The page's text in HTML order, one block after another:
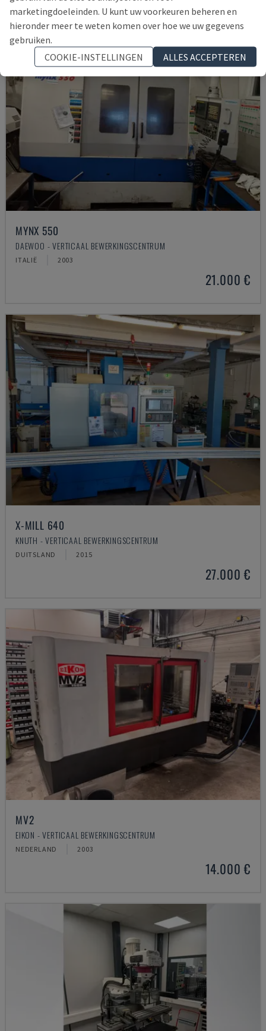
MYNX 550
DAEWOO - VERTICAAL BEWERKINGSCENTRUM
ITALIË 2003
21.000 €
X-MILL 640
KNUTH - VERTICAAL BEWERKINGSCENTRUM
DUITSLAND 2015
27.000 €
MV2
EIKON - VERTICAAL BEWERKINGSCENTRUM
NEDERLAND 2003
14.000 €
marketingdoeleinden. U kunt uw voorkeuren beheren en
hieronder meer te weten komen over hoe we uw gegevens
gebruiken.
COOKIE-INSTELLINGEN
ALLES ACCEPTEREN